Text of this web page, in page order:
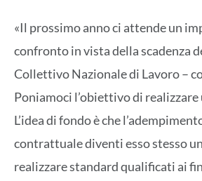
«Il prossimo anno ci attende un
confronto in vista della scadenza
Collettivo Nazionale di Lavoro –
Poniamoci l’obiettivo di realizzare
L’idea di fondo è che
contrattuale diventi esso stesso
realizzare standard qualificati ai